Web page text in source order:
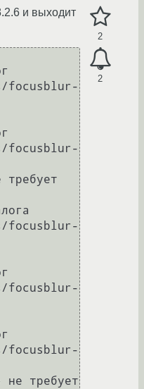
2
2
и выходит
focusblur-
focusblur-
focusblur-
focusblur-
focusblur-
требует